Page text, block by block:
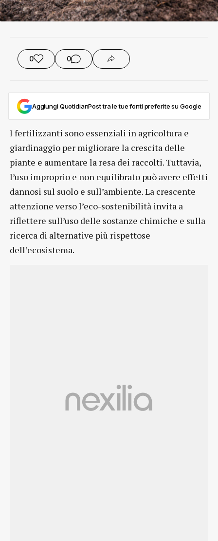
0 0
Aggiungi QuotidianPost tra le tue fonti preferite su Google
I fertilizzanti sono essenziali in agricoltura e
giardinaggio per migliorare la crescita delle
piante e aumentare la resa dei raccolti. Tuttavia,
l’uso improprio e non equilibrato può avere effetti
dannosi sul suolo e sull’ambiente. La crescente
attenzione verso l’eco-sostenibilità invita a
riflettere sull’uso delle sostanze chimiche e sulla
ricerca di alternative più rispettose
dell’ecosistema.